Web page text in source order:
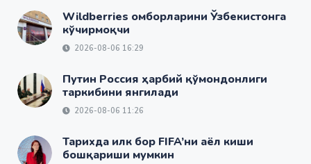
Wildberries омборларини Ўзбекистонга
кўчирмоқчи
2026-08-06 16:29
Путин Россия ҳарбий қўмондонлиги
таркибини янгилади
2026-08-06 11:26
Тарихда илк бор FIFA’ни аёл киши
бошқариши мумкин